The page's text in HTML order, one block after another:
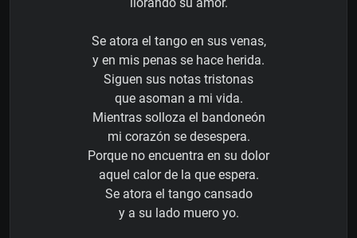
llorando su amor.
Se atora el tango en sus venas,
y en mis penas se hace herida.
Siguen sus notas tristonas
que asoman a mi vida.
Mientras solloza el bandoneón
mi corazón se desespera.
Porque no encuentra en su dolor
aquel calor de la que espera.
Se atora el tango cansado
y a su lado muero yo.